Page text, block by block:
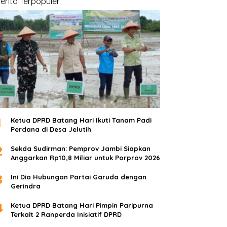
Ketua DPRD Batang Hari Ikuti Tanam Padi
Perdana di Desa Jelutih
Sekda Sudirman: Pemprov Jambi Siapkan
Anggarkan Rp10,8 Miliar untuk Porprov 2026
Ini Dia Hubungan Partai Garuda dengan
Gerindra
Ketua DPRD Batang Hari Pimpin Paripurna
Terkait 2 Ranperda Inisiatif DPRD